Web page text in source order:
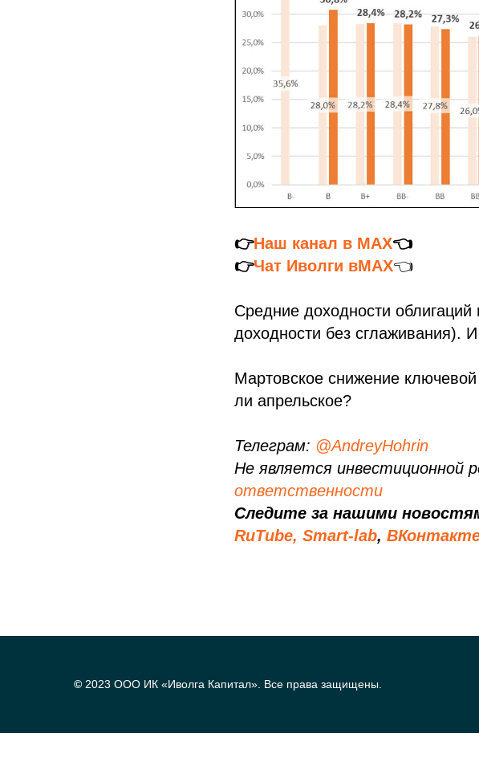
👉Наш канал в MAX👈
👉Чат Иволги вMAX👈
Средние доходности
доходности без сглаживания).
Мартовское снижение
ли апрельское?
Телеграм: @AndreyHohrin
Не является инвестиционной
ответственности
Следите за нашими
RuTube, Smart-lab,
© 2023 ООО ИК «Иволга Капитал». Все права защищены.